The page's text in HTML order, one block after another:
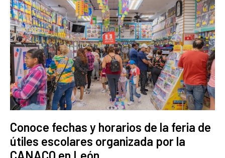
Conoce fechas y horarios de la feria de
útiles escolares organizada por la
CANACO en León